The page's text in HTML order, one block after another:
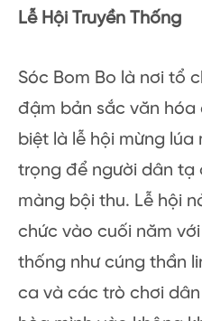
Lễ Hội Truyền Thống
Sóc Bom Bo là nơi tổ
đậm bản sắc văn hóa
biệt là lễ hội mừng
trọng để người dân tạ
màng bội thu. Lễ hội
chức vào cuối năm
thống như cúng thần
ca và các trò chơi